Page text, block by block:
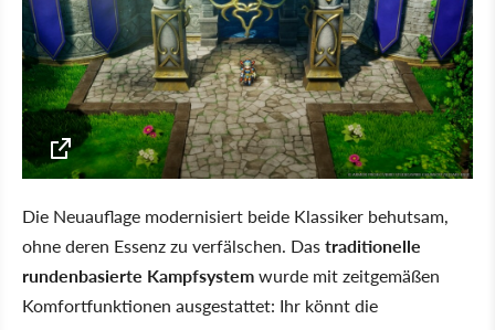
Die Neuauflage modernisiert beide Klassiker behutsam,
ohne deren Essenz zu verfälschen. Dastraditionelle
rundenbasierte Kampfsystemwurde mit zeitgemäßen
Komfortfunktionen ausgestattet: Ihr könnt die